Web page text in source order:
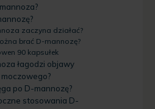
zaczyna działać?
brać D-mannozę?
90 kapsułek
łagodzi objawy
po D-mannozę?
stosowania D-